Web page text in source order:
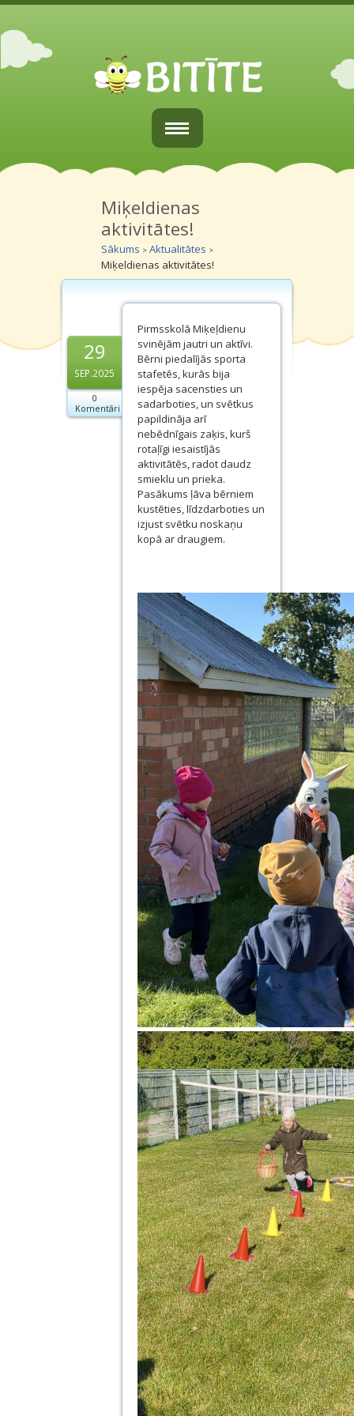
Sākums
Par mums
Vecākiem
Grupiņas
Galerijas
Kontakti
Dokumenti
Projekti
Miķeldienas
aktivitātes!
Sākums > Aktualitātes >
Miķeldienas aktivitātes!
29
SEP.2025
0
Komentāri
Pirmsskolā Miķeļdienu
svinējām jautri un aktīvi.
Bērni piedalījās sporta
stafetēs, kurās bija
iespēja sacensties un
sadarboties, un svētkus
papildināja arī
nebēdnīgais zaķis, kurš
rotaļīgi iesaistījās
aktivitātēs, radot daudz
smieklu un prieka.
Pasākums ļāva bērniem
kustēties, līdzdarboties un
izjust svētku noskaņu
kopā ar draugiem.